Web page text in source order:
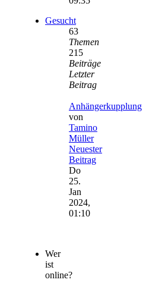
Gesucht
63
Themen
215
Beiträge
Letzter
Beitrag
Anhängerkupplung
von
Tamino
Müller
Neuester
Beitrag
Do
25.
Jan
2024,
01:10
Wer
ist
online?